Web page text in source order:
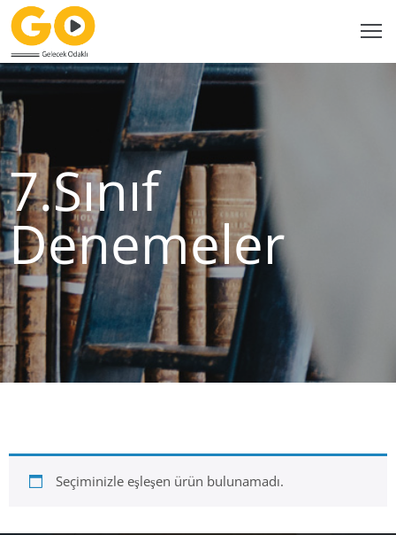
Bayilerimiz
Katalog
Kitaplarımız
GO
Dijital
Video
7.Sınıf
Denemeler
Seçiminizle eşleşen ürün bulunamadı.